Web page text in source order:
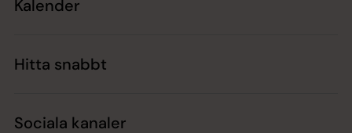
Kalender
Hitta snabbt
Sociala kanaler